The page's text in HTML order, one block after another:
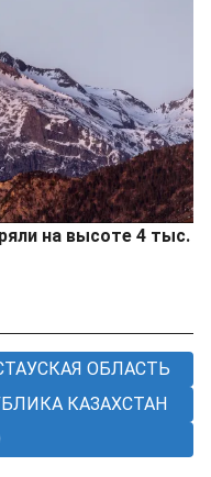
на высоте 4 тыс.
ОБЛАСТЬ
КАЗАХСТАН